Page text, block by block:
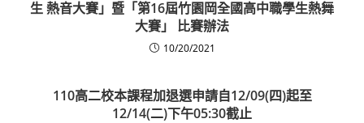
生 熱音大賽」暨「第16屆竹園岡全國高中職學生熱舞
大賽」 比賽辦法
10/20/2021
110高二校本課程加退選申請自12/09(四)起至
12/14(二)下午05:30截止